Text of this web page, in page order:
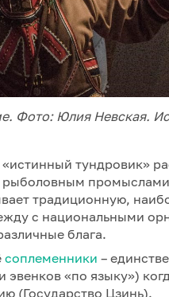
Фото: Юлия Невская.
тундровик»
традиционную,
с национальными
блага.
соплеменники –
«по языку»)
(Государство Цзинь).